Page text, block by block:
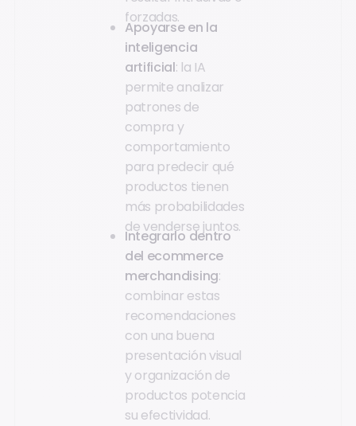
forzadas.
Apoyarse en la
inteligencia
artificial: la IA
permite analizar
patrones de
compra y
comportamiento
para predecir qué
productos tienen
más probabilidades
de venderse juntos.
Integrarlo dentro
del ecommerce
merchandising:
combinar estas
recomendaciones
con una buena
presentación visual
y organización de
productos potencia
su efectividad.